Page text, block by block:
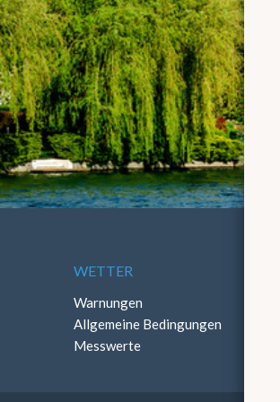
WETTER
Warnungen
Allgemeine Bedingungen
Messwerte